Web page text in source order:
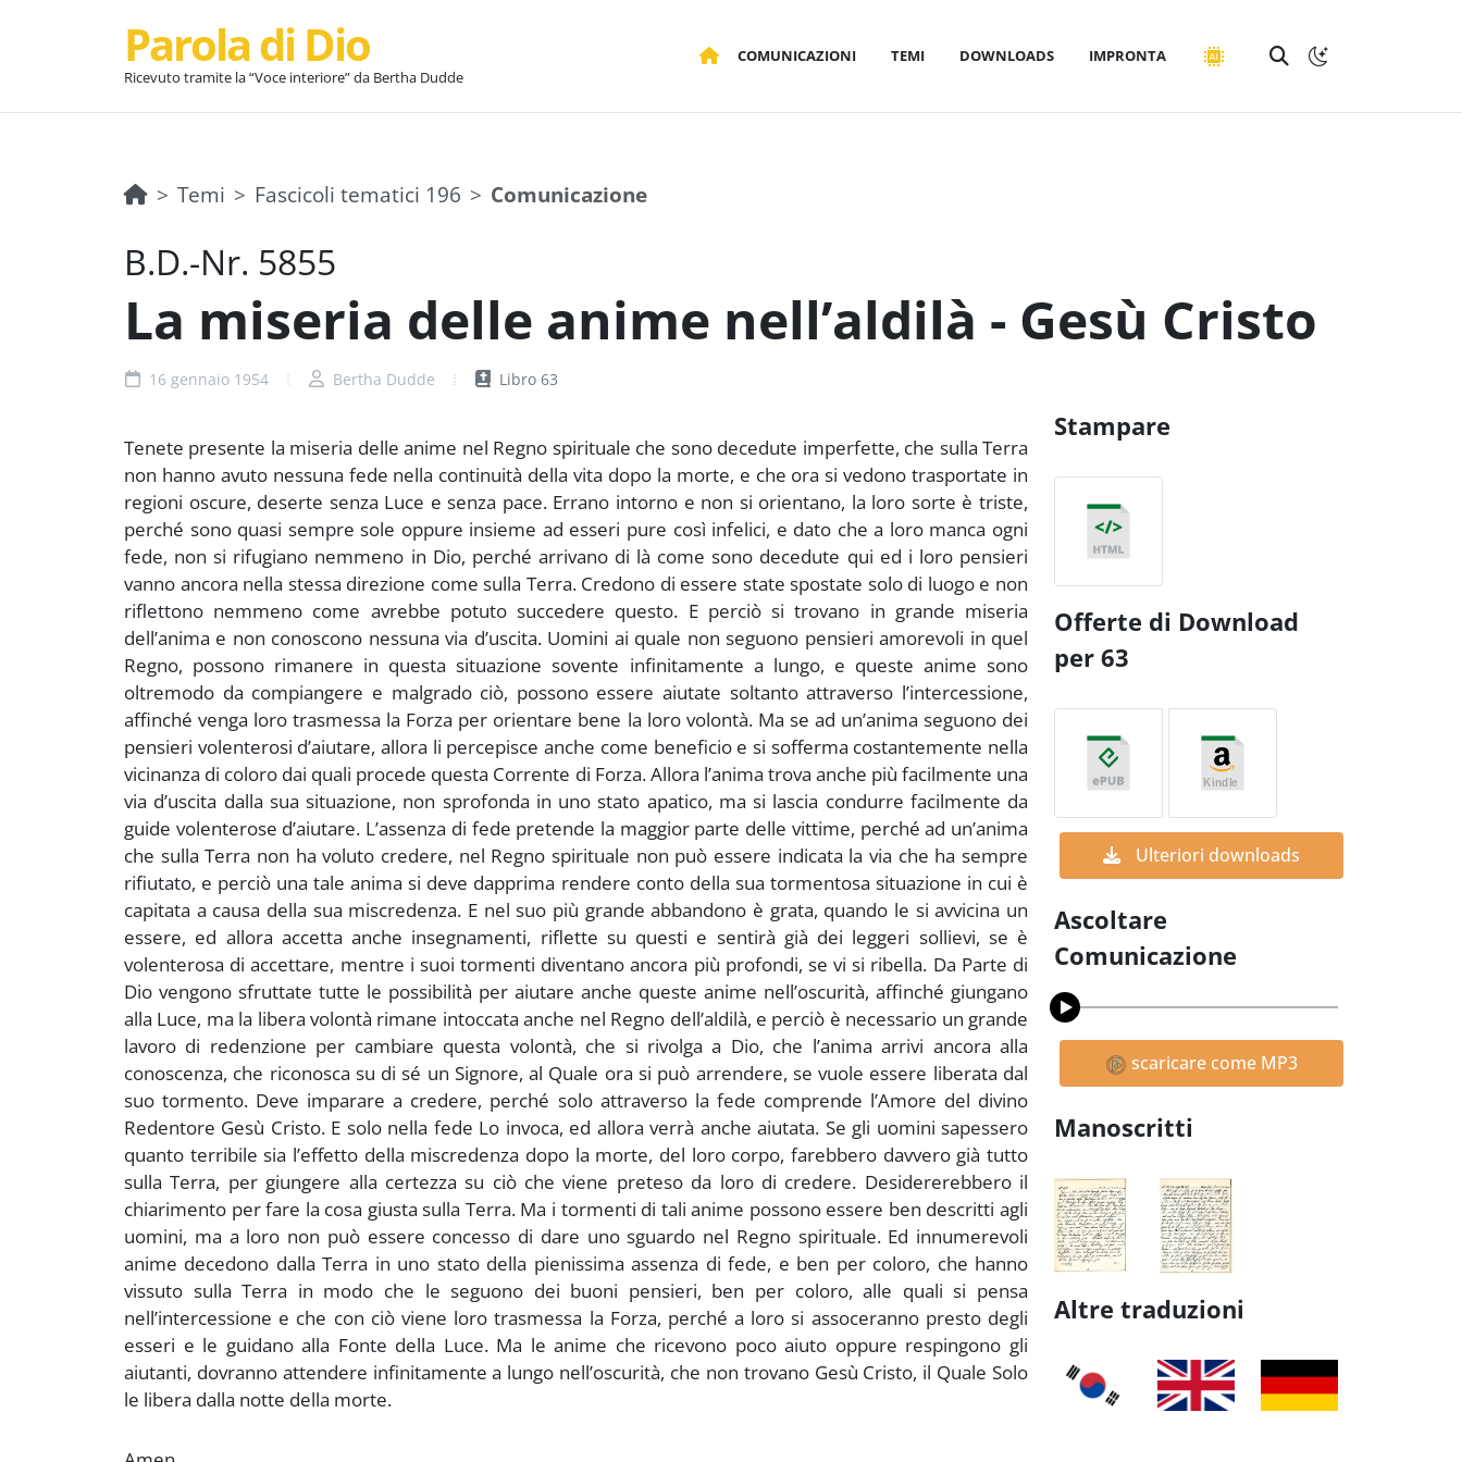
Parola di Dio
Ricevuto tramite la “Voce interiore” da Bertha Dudde
COMUNICAZIONI TEMI DOWNLOADS IMPRONTA
Temi Fascicoli tematici 196 Comunicazione
B.D.-Nr. 5855
La miseria delle anime nell’aldilà - Gesù Cristo
16 gennaio 1954 Bertha Dudde Libro 63
Tenete presente la miseria delle anime nel Regno spirituale che sono decedute imperfette, che sulla Terra
non hanno avuto nessuna fede nella continuità della vita dopo la morte, e che ora si vedono trasportate in
regioni oscure, deserte senza Luce e senza pace. Errano intorno e non si orientano, la loro sorte è triste,
perché sono quasi sempre sole oppure insieme ad esseri pure così infelici, e dato che a loro manca ogni
fede, non si rifugiano nemmeno in Dio, perché arrivano di là come sono decedute qui ed i loro pensieri
vanno ancora nella stessa direzione come sulla Terra. Credono di essere state spostate solo di luogo e non
riflettono nemmeno come avrebbe potuto succedere questo. E perciò si trovano in grande miseria
dell’anima e non conoscono nessuna via d’uscita. Uomini ai quale non seguono pensieri amorevoli in quel
Regno, possono rimanere in questa situazione sovente infinitamente a lungo, e queste anime sono
oltremodo da compiangere e malgrado ciò, possono essere aiutate soltanto attraverso l’intercessione,
affinché venga loro trasmessa la Forza per orientare bene la loro volontà. Ma se ad un’anima seguono dei
pensieri volenterosi d’aiutare, allora li percepisce anche come beneficio e si sofferma costantemente nella
vicinanza di coloro dai quali procede questa Corrente di Forza. Allora l’anima trova anche più facilmente una
via d’uscita dalla sua situazione, non sprofonda in uno stato apatico, ma si lascia condurre facilmente da
guide volenterose d’aiutare. L’assenza di fede pretende la maggior parte delle vittime, perché ad un’anima
che sulla Terra non ha voluto credere, nel Regno spirituale non può essere indicata la via che ha sempre
rifiutato, e perciò una tale anima si deve dapprima rendere conto della sua tormentosa situazione in cui è
capitata a causa della sua miscredenza. E nel suo più grande abbandono è grata, quando le si avvicina un
essere, ed allora accetta anche insegnamenti, riflette su questi e sentirà già dei leggeri sollievi, se è
volenterosa di accettare, mentre i suoi tormenti diventano ancora più profondi, se vi si ribella. Da Parte di
Dio vengono sfruttate tutte le possibilità per aiutare anche queste anime nell’oscurità, affinché giungano
alla Luce, ma la libera volontà rimane intoccata anche nel Regno dell’aldilà, e perciò è necessario un grande
lavoro di redenzione per cambiare questa volontà, che si rivolga a Dio, che l’anima arrivi ancora alla
conoscenza, che riconosca su di sé un Signore, al Quale ora si può arrendere, se vuole essere liberata dal
suo tormento. Deve imparare a credere, perché solo attraverso la fede comprende l’Amore del divino
Redentore Gesù Cristo. E solo nella fede Lo invoca, ed allora verrà anche aiutata. Se gli uomini sapessero
quanto terribile sia l’effetto della miscredenza dopo la morte, del loro corpo, farebbero davvero già tutto
sulla Terra, per giungere alla certezza su ciò che viene preteso da loro di credere. Desidererebbero il
chiarimento per fare la cosa giusta sulla Terra. Ma i tormenti di tali anime possono essere ben descritti agli
uomini, ma a loro non può essere concesso di dare uno sguardo nel Regno spirituale. Ed innumerevoli
anime decedono dalla Terra in uno stato della pienissima assenza di fede, e ben per coloro, che hanno
vissuto sulla Terra in modo che le seguono dei buoni pensieri, ben per coloro, alle quali si pensa
nell’intercessione e che con ciò viene loro trasmessa la Forza, perché a loro si assoceranno presto degli
esseri e le guidano alla Fonte della Luce. Ma le anime che ricevono poco aiuto oppure respingono gli
aiutanti, dovranno attendere infinitamente a lungo nell’oscurità, che non trovano Gesù Cristo, il Quale Solo
le libera dalla notte della morte.
Stampare
Offerte di Download
per 63
Ulteriori downloads
Ascoltare
Comunicazione
scaricare come MP3
Manoscritti
Altre traduzioni